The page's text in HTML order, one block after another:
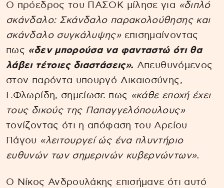
Ο πρόεδρος του ΠΑΣΟΚ μίλησε για «διπλό
σκάνδαλο: Σκάνδαλο παρακολούθησης και
σκάνδαλο συγκάλυψης»επισημαίνοντας
πως «δεν μπορούσα να φανταστώ ότι θα
λάβει τέτοιες διαστάσεις». Απευθυνόμενος
στον παρόντα υπουργό Δικαιοσύνης,
Γ.Φλωρίδη, σημείωσε πως «κάθε εποχή έχει
τους δικούς της Παπαγγελόπουλους»
τονίζοντας ότι η απόφαση του Αρείου
Πάγου «λειτουργεί ώς ένα πλυντήριο
ευθυνών των σημερινών κυβερνώντων».
Ο Νίκος Ανδρουλάκης επισήμανε ότι αυτό